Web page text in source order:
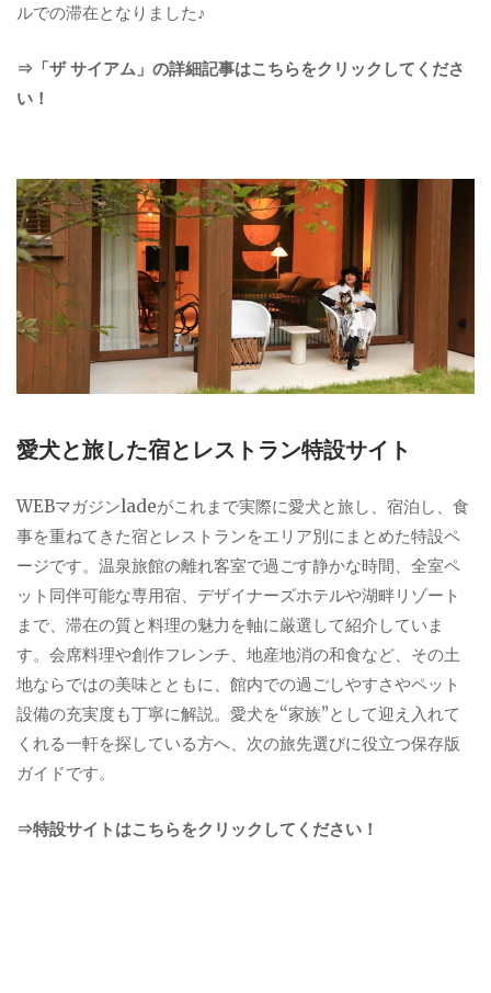
ルでの滞在となりました♪
⇒「ザ サイアム」の詳細記事はこちらをクリックしてくださ
い！
愛犬と旅した宿とレストラン特設サイト
WEBマガジンladeがこれまで実際に愛犬と旅し、宿泊し、食
事を重ねてきた宿とレストランをエリア別にまとめた特設ペ
ージです。温泉旅館の離れ客室で過ごす静かな時間、全室ペ
ット同伴可能な専用宿、デザイナーズホテルや湖畔リゾート
まで、滞在の質と料理の魅力を軸に厳選して紹介していま
す。会席料理や創作フレンチ、地産地消の和食など、その土
地ならではの美味とともに、館内での過ごしやすさやペット
設備の充実度も丁寧に解説。愛犬を“家族”として迎え入れて
くれる一軒を探している方へ、次の旅先選びに役立つ保存版
ガイドです。
⇒特設サイトはこちらをクリックしてください！